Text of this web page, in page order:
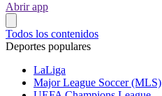
Abrir app
Todos los contenidos
Deportes populares
LaLiga
Major League Soccer (MLS)